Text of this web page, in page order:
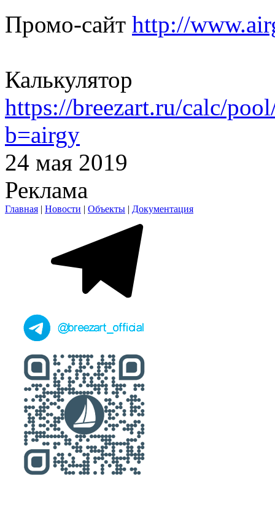
Промо-сайт http://
Калькулятор
https://breezart.ru/calc/
b=airgy
24 мая 2019
Реклама
Главная | Новости | Объекты | Документация